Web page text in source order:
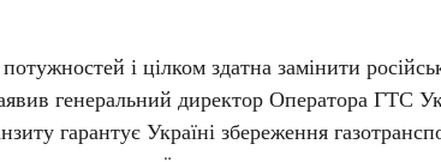
і цілком здатна замінити
генеральний директор Оператора ГТС
гарантує Україні збереження